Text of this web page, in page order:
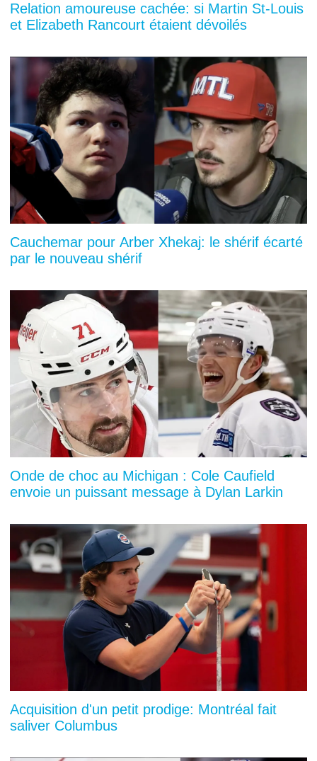
Relation amoureuse cachée: si Martin St-Louis
et Elizabeth Rancourt étaient dévoilés
Cauchemar pour Arber Xhekaj: le shérif écarté
par le nouveau shérif
Onde de choc au Michigan : Cole Caufield
envoie un puissant message à Dylan Larkin
Acquisition d'un petit prodige: Montréal fait
saliver Columbus